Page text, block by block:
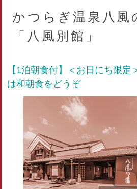
かつらぎ温泉八
「八風別館」
【1泊朝食付】＜お日にち限定
は和朝食をどうぞ